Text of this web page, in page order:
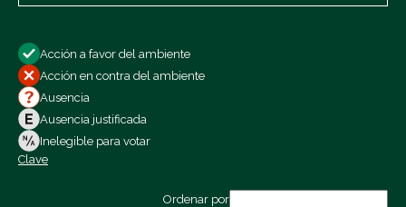
Todos los votos
Votos a favor
Votos en contra
Ausencias
Exportar los datos (CSV)
Acción a favor del ambiente
Acción en contra del ambiente
Ausencia
Ausencia justificada
Inelegible para votar
Clave
Ordenar por